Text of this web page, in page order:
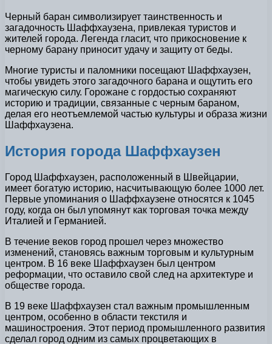
Черный баран символизирует таинственность и
загадочность Шаффхаузена, привлекая туристов и
жителей города. Легенда гласит, что прикосновение к
черному барану приносит удачу и защиту от беды.
Многие туристы и паломники посещают Шаффхаузен,
чтобы увидеть этого загадочного барана и ощутить его
магическую силу. Горожане с гордостью сохраняют
историю и традиции, связанные с черным бараном,
делая его неотъемлемой частью культуры и образа жизни
Шаффхаузена.
История города Шаффхаузен
Город Шаффхаузен, расположенный в Швейцарии,
имеет богатую историю, насчитывающую более 1000 лет.
Первые упоминания о Шаффхаузене относятся к 1045
году, когда он был упомянут как торговая точка между
Италией и Германией.
В течение веков город прошел через множество
изменений, становясь важным торговым и культурным
центром. В 16 веке Шаффхаузен был центром
реформации, что оставило свой след на архитектуре и
обществе города.
В 19 веке Шаффхаузен стал важным промышленным
центром, особенно в области текстиля и
машиностроения. Этот период промышленного развития
сделал город одним из самых процветающих в